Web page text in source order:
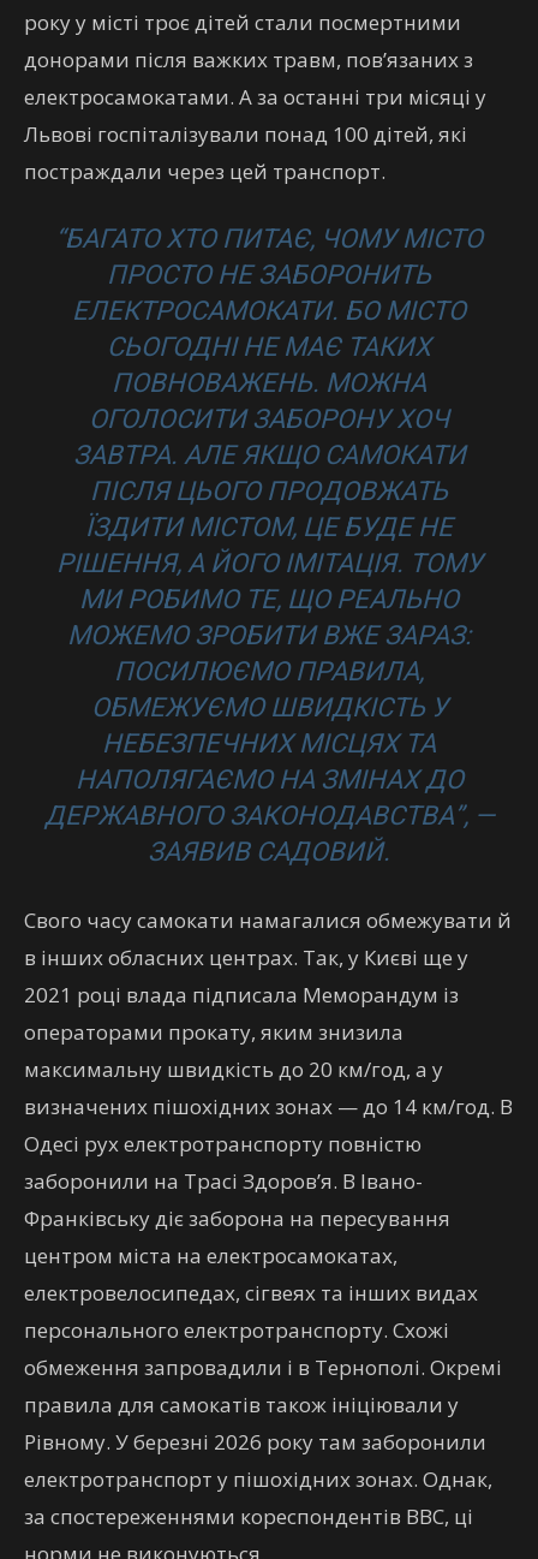
року у місті троє дітей стали посмертними
донорами після важких травм, пов’язаних з
електросамокатами. А за останні три місяці у
Львові госпіталізували понад 100 дітей, які
постраждали через цей транспорт.
“БАГАТО ХТО ПИТАЄ, ЧОМУ МІСТО
ПРОСТО НЕ ЗАБОРОНИТЬ
ЕЛЕКТРОСАМОКАТИ. БО МІСТО
СЬОГОДНІ НЕ МАЄ ТАКИХ
ПОВНОВАЖЕНЬ. МОЖНА
ОГОЛОСИТИ ЗАБОРОНУ ХОЧ
ЗАВТРА. АЛЕ ЯКЩО САМОКАТИ
ПІСЛЯ ЦЬОГО ПРОДОВЖАТЬ
ЇЗДИТИ МІСТОМ, ЦЕ БУДЕ НЕ
РІШЕННЯ, А ЙОГО ІМІТАЦІЯ. ТОМУ
МИ РОБИМО ТЕ, ЩО РЕАЛЬНО
МОЖЕМО ЗРОБИТИ ВЖЕ ЗАРАЗ:
ПОСИЛЮЄМО ПРАВИЛА,
ОБМЕЖУЄМО ШВИДКІСТЬ У
НЕБЕЗПЕЧНИХ МІСЦЯХ ТА
НАПОЛЯГАЄМО НА ЗМІНАХ ДО
ДЕРЖАВНОГО ЗАКОНОДАВСТВА”, —
ЗАЯВИВ САДОВИЙ.
Свого часу самокати намагалися обмежувати й
в інших обласних центрах. Так, у Києві ще у
2021 році влада підписала Меморандум із
операторами прокату, яким знизила
максимальну швидкість до 20 км/год, а у
визначених пішохідних зонах — до 14 км/год. В
Одесі рух електротранспорту повністю
заборонили на Трасі Здоров’я. В Івано-
Франківську діє заборона на пересування
центром міста на електросамокатах,
електровелосипедах, сігвеях та інших видах
персонального електротранспорту. Схожі
обмеження запровадили і в Тернополі. Окремі
правила для самокатів також ініціювали у
Рівному. У березні 2026 року там заборонили
електротранспорт у пішохідних зонах. Однак,
за спостереженнями кореспондентів ВВС, ці